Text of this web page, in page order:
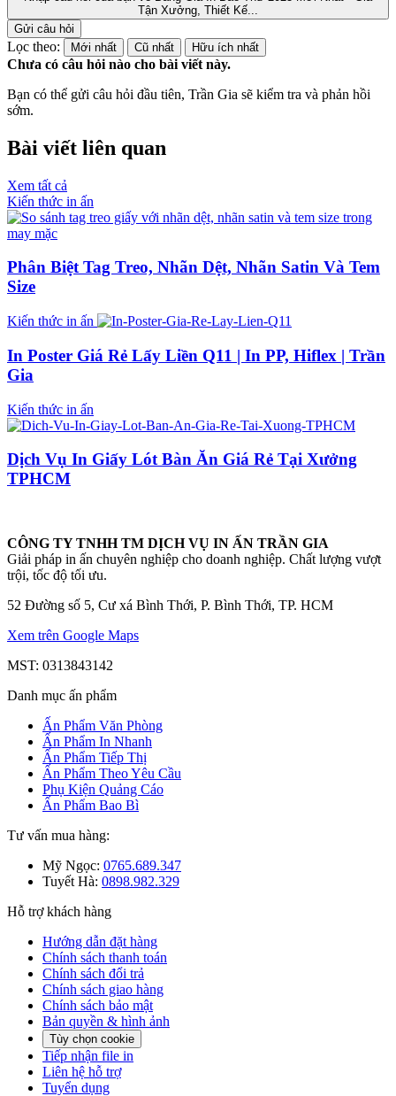
Tận Xưởng, Thiết Kế...
Gửi câu hỏi
Lọc theo: Mới nhất Cũ nhất Hữu ích nhất
Chưa có câu hỏi nào cho bài viết này.
Bạn có thể gửi câu hỏi đầu tiên, Trần Gia sẽ kiểm tra và phản hồi
sớm.
Bài viết liên quan
Xem tất cả
Kiến thức in ấn
Phân Biệt Tag Treo, Nhãn Dệt, Nhãn Satin Và Tem
Size
Kiến thức in ấn
In Poster Giá Rẻ Lấy Liền Q11 | In PP, Hiflex | Trần
Gia
Kiến thức in ấn
Dịch Vụ In Giấy Lót Bàn Ăn Giá Rẻ Tại Xưởng
TPHCM
CÔNG TY TNHH TM DỊCH VỤ IN ẤN TRẦN GIA
Giải pháp in ấn chuyên nghiệp cho doanh nghiệp. Chất lượng vượt
trội, tốc độ tối ưu.
52 Đường số 5, Cư xá Bình Thới, P. Bình Thới, TP. HCM
Xem trên Google Maps
MST: 0313843142
Danh mục ấn phẩm
Ấn Phẩm Văn Phòng
Ấn Phẩm In Nhanh
Ấn Phẩm Tiếp Thị
Ấn Phẩm Theo Yêu Cầu
Phụ Kiện Quảng Cáo
Ấn Phẩm Bao Bì
Tư vấn mua hàng:
Mỹ Ngọc: 0765.689.347
Tuyết Hà: 0898.982.329
Hỗ trợ khách hàng
Hướng dẫn đặt hàng
Chính sách thanh toán
Chính sách đổi trả
Chính sách giao hàng
Chính sách bảo mật
Bản quyền & hình ảnh
Tùy chọn cookie
Tiếp nhận file in
Liên hệ hỗ trợ
Tuyển dụng